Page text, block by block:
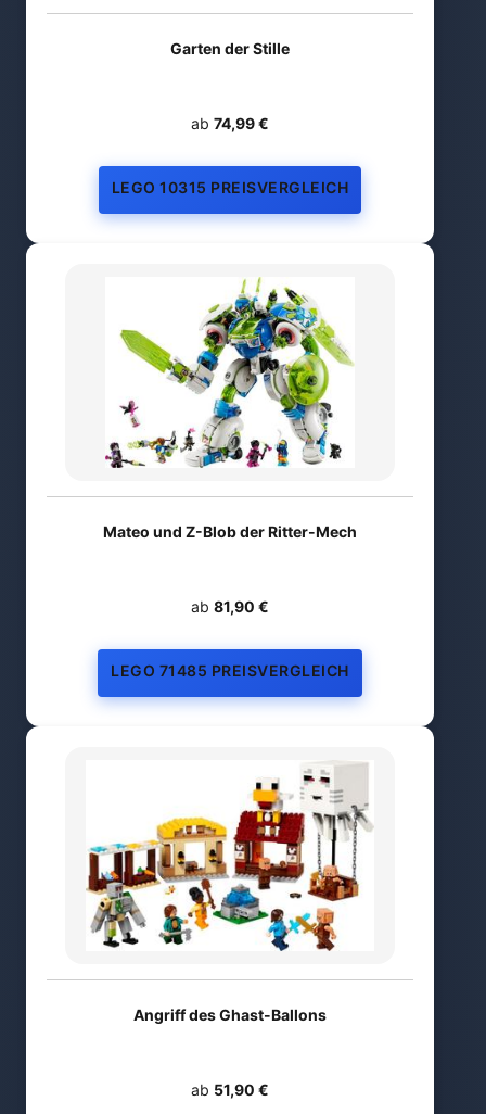
Garten der Stille
ab 74,99 €
LEGO 10315 PREISVERGLEICH
Mateo und Z-Blob der Ritter-Mech
ab 81,90 €
LEGO 71485 PREISVERGLEICH
Angriff des Ghast-Ballons
ab 51,90 €